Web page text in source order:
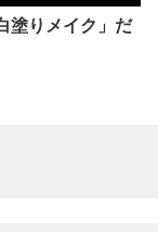
塗りメイク」だ